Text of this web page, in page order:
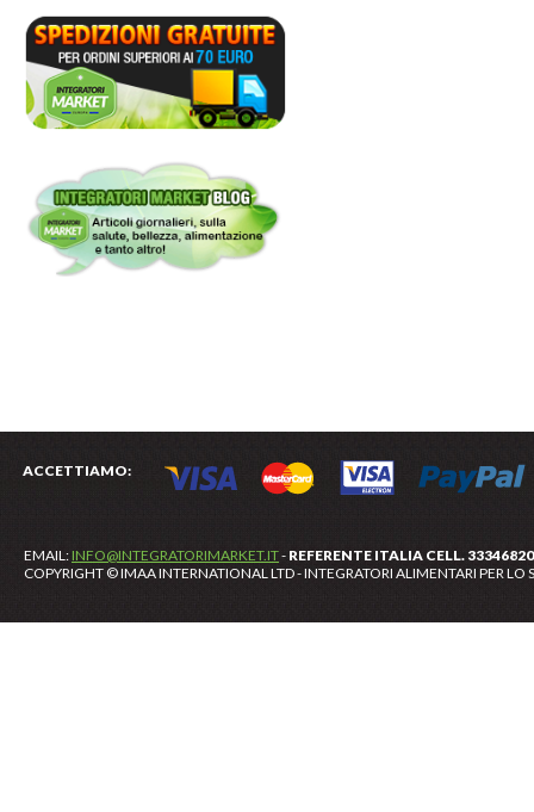
ACCETTIAMO:
EMAIL:INFO@INTEGRATORIMARKET.IT- REFERENTE ITALIA CELL.
COPYRIGHT © IMAA INTERNATIONAL LTD - INTEGRATORI ALIMENTARI PER LO